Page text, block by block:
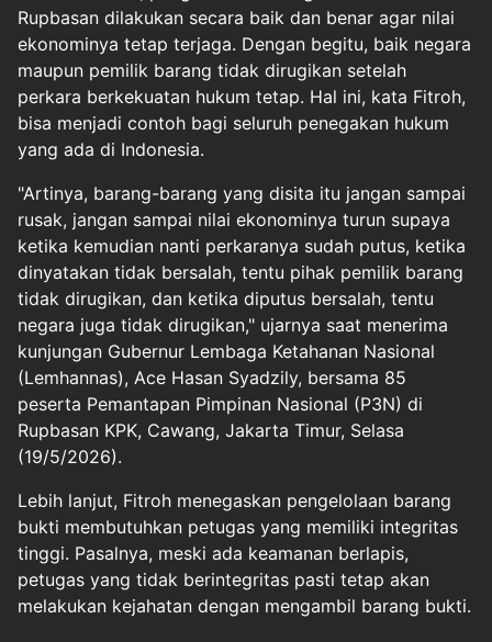
Rupbasan dilakukan secara baik dan benar agar nilai
ekonominya tetap terjaga. Dengan begitu, baik negara
maupun pemilik barang tidak dirugikan setelah
perkara berkekuatan hukum tetap. Hal ini, kata Fitroh,
bisa menjadi contoh bagi seluruh penegakan hukum
yang ada di Indonesia.
"Artinya, barang-barang yang disita itu jangan sampai
rusak, jangan sampai nilai ekonominya turun supaya
ketika kemudian nanti perkaranya sudah putus, ketika
dinyatakan tidak bersalah, tentu pihak pemilik barang
tidak dirugikan, dan ketika diputus bersalah, tentu
negara juga tidak dirugikan," ujarnya saat menerima
kunjungan Gubernur Lembaga Ketahanan Nasional
(Lemhannas), Ace Hasan Syadzily, bersama 85
peserta Pemantapan Pimpinan Nasional (P3N) di
Rupbasan KPK, Cawang, Jakarta Timur, Selasa
(19/5/2026).
Lebih lanjut, Fitroh menegaskan pengelolaan barang
bukti membutuhkan petugas yang memiliki integritas
tinggi. Pasalnya, meski ada keamanan berlapis,
petugas yang tidak berintegritas pasti tetap akan
melakukan kejahatan dengan mengambil barang bukti.